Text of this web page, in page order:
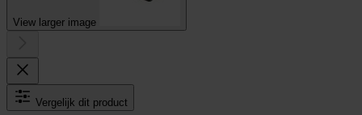
View larger image
Vergelijk dit product